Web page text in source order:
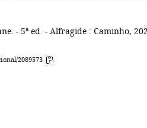
- 5ª ed. - Alfragide : Caminho,
2089573